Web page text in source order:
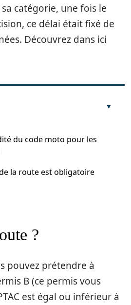
catégorie, une fois le
ce délai était fixé de
Découvrez dans ici
du code moto pour les
la route est obligatoire
?
pouvez prétendre à
B (ce permis vous
est égal ou inférieur à